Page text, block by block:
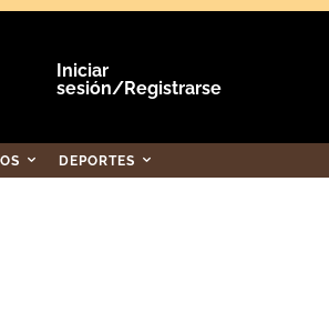
Iniciar
sesión/Registrarse
DEPORTES